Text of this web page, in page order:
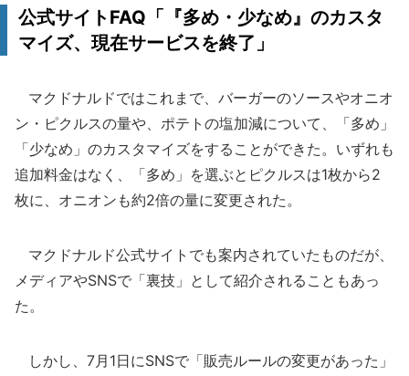
公式サイトFAQ「『多め・少なめ』のカスタ
マイズ、現在サービスを終了」
マクドナルドではこれまで、バーガーのソースやオニオ
ン・ピクルスの量や、ポテトの塩加減について、「多め」
「少なめ」のカスタマイズをすることができた。いずれも
追加料金はなく、「多め」を選ぶとピクルスは1枚から2
枚に、オニオンも約2倍の量に変更された。
マクドナルド公式サイトでも案内されていたものだが、
メディアやSNSで「裏技」として紹介されることもあっ
た。
しかし、7月1日にSNSで「販売ルールの変更があった」